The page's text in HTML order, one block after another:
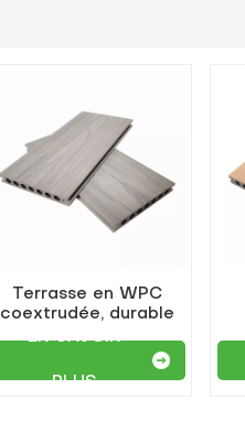
Terrasse en WPC
coextrudée, durable
PLUS